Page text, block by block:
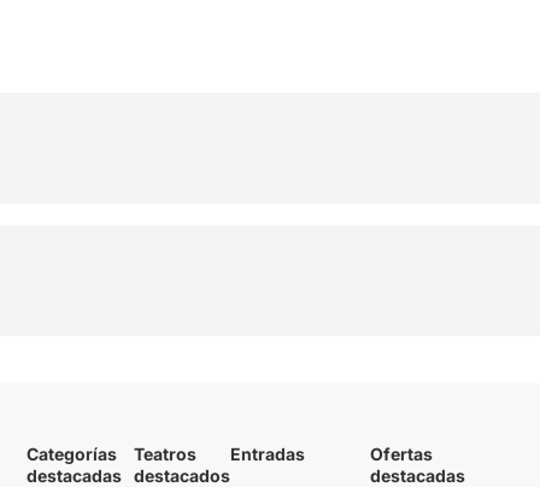
Categorías
destacadas
Teatros
destacados
Entradas
Ofertas
destacadas